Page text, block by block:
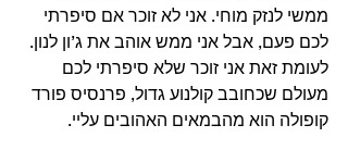
ממשי לנזק מוחי. אני לא זוכר אם סיפרתי
לכם פעם, אבל אני ממש אוהב את ג’ון לנון.
לעומת זאת אני זוכר שלא סיפרתי לכם
מעולם שכחובב קולנוע גדול, פרנסיס פורד
קופולה הוא מהבמאים האהובים עליי.